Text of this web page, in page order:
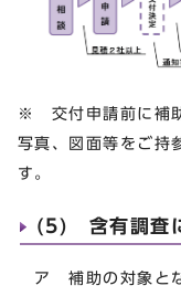
※ 交付申請前に補
写真、図面等をご持
す。
(5) 含有調査
ア 補助の対象と